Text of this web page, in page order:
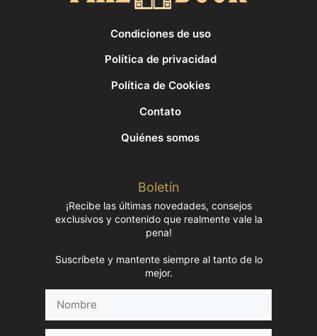
Condiciones de uso
Política de privacidad
Política de Cookies
Contato
Quiénes somos
Boletín
¡Recibe las últimas novedades, consejos
exclusivos y contenido que realmente vale la
pena!
Suscríbete y mantente siempre al tanto de lo
mejor.